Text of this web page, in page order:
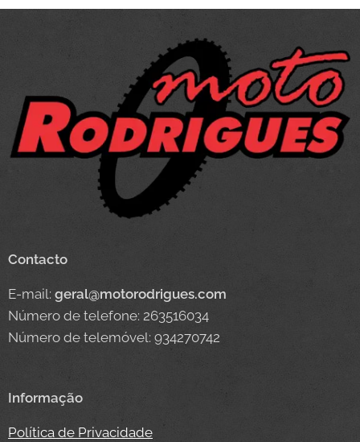
Contacto
E-mail: geral@motorodrigues.com
Número de telefone: 263516034
Número de telemóvel: 934270742
Informação
Política de Privacidade